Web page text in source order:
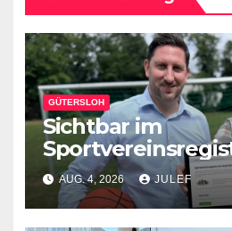
GÜTERSLOH
Sichtbar im
Werbung für
Verein
AUG. 4, 2026 JULEF